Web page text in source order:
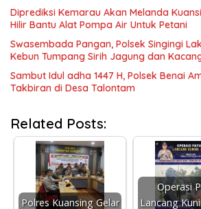
Diprediksi Kemarau Akan Melanda
Hilir Bantu Alat Pompa Air Untuk Petani
Swasembada Pangan, Polsek Singingi
Kebun Tumpang Sirih Jagung dan
Sambut Idul adha 1447 H, Polsek Benai
Takbiran di Desa Talontam
Related Posts:
Polres Kuansing Gelar
Operasi
Lancang